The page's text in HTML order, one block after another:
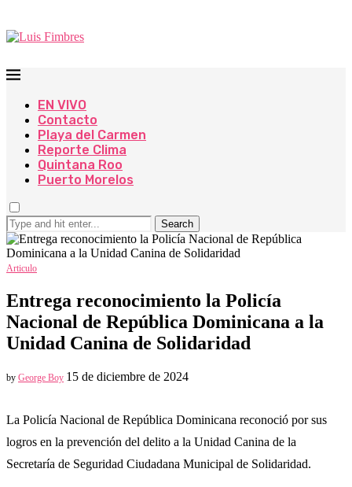
EN VIVO
Contacto
Playa del Carmen
Reporte Clima
Quintana Roo
Puerto Morelos
Search
Articulo
Entrega reconocimiento la Policía
Nacional de República Dominicana a la
Unidad Canina de Solidaridad
by George Boy 15 de diciembre de 2024
La Policía Nacional de República Dominicana reconoció por sus
logros en la prevención del delito a la Unidad Canina de la
Secretaría de Seguridad Ciudadana Municipal de Solidaridad.